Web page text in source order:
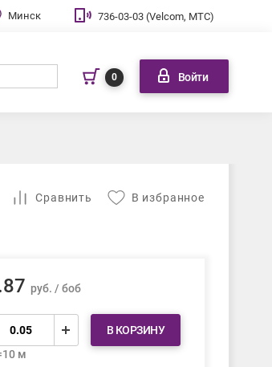
Минск 736-03-03 (Velcom, МТС)
0 Войти
В избранное
Cравнить
руб. / боб
В КОРЗИНУ
м